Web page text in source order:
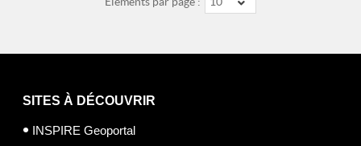
SITES À DÉCOUVRIR
INSPIRE Geoportal